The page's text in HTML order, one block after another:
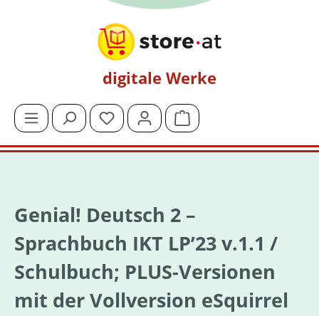
digitale Werke
Du hast 0 Produkte auf dem Merkzettel
Warenkorb enthält 0
Genial! Deutsch 2 –
Sprachbuch IKT LP’23 v.1.1 /
Schulbuch; PLUS-Versionen
mit der Vollversion eSquirrel